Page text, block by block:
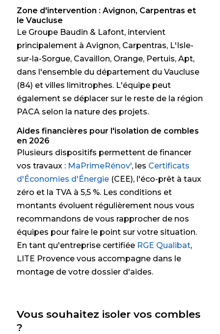
Zone d'intervention : Avignon, Carpentras et
le Vaucluse
Le Groupe Baudin & Lafont, intervient
principalement à Avignon, Carpentras, L'Isle-
sur-la-Sorgue, Cavaillon, Orange, Pertuis, Apt,
dans l'ensemble du département du Vaucluse
(84) et villes limitrophes. L'équipe peut
également se déplacer sur le reste de la région
PACA selon la nature des projets.
Aides financières pour l'isolation de combles
en 2026
Plusieurs dispositifs permettent de financer
vos travaux : MaPrimeRénov', les Certificats
d'Économies d'Énergie(CEE), l'éco-prêt à taux
zéro et la TVA à 5,5 %. Les conditions et
montants évoluent régulièrement nous vous
recommandons de vous rapprocher de nos
équipes pour faire le point sur votre situation.
En tant qu'entreprise certifiée RGE Qualibat,
LITE Provence vous accompagne dans le
montage de votre dossier d'aides.
Vous souhaitez isoler vos combles
?